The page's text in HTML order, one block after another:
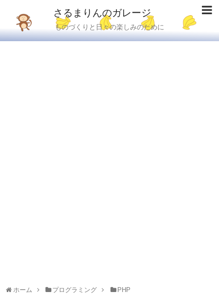
さるまりんのガレージ
ものづくりと日々の楽しみのために
ホーム プログラミング PHP